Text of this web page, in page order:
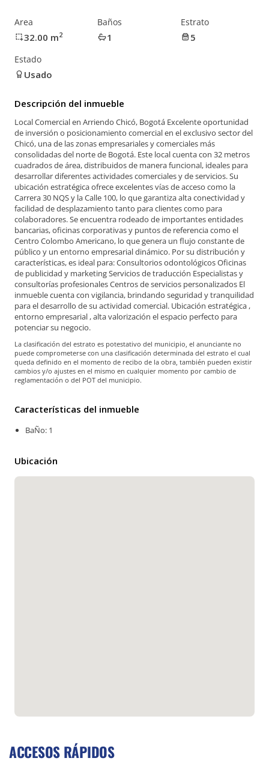
Area
32.00 m2
Baños
1
Estrato
5
Estado
Usado
Descripción del inmueble
Local Comercial en Arriendo Chicó, Bogotá Excelente oportunidad
de inversión o posicionamiento comercial en el exclusivo sector del
Chicó, una de las zonas empresariales y comerciales más
consolidadas del norte de Bogotá. Este local cuenta con 32 metros
cuadrados de área, distribuidos de manera funcional, ideales para
desarrollar diferentes actividades comerciales y de servicios. Su
ubicación estratégica ofrece excelentes vías de acceso como la
Carrera 30 NQS y la Calle 100, lo que garantiza alta conectividad y
facilidad de desplazamiento tanto para clientes como para
colaboradores. Se encuentra rodeado de importantes entidades
bancarias, oficinas corporativas y puntos de referencia como el
Centro Colombo Americano, lo que genera un flujo constante de
público y un entorno empresarial dinámico. Por su distribución y
características, es ideal para: Consultorios odontológicos Oficinas
de publicidad y marketing Servicios de traducción Especialistas y
consultorías profesionales Centros de servicios personalizados El
inmueble cuenta con vigilancia, brindando seguridad y tranquilidad
para el desarrollo de su actividad comercial. Ubicación estratégica ,
entorno empresarial , alta valorización el espacio perfecto para
potenciar su negocio.
La clasificación del estrato es potestativo del municipio, el anunciante no
puede comprometerse con una clasificación determinada del estrato el cual
queda definido en el momento de recibo de la obra, también pueden existir
cambios y/o ajustes en el mismo en cualquier momento por cambio de
reglamentación o del POT del municipio.
Características del inmueble
BaÑo: 1
Ubicación
ACCESOS RÁPIDOS